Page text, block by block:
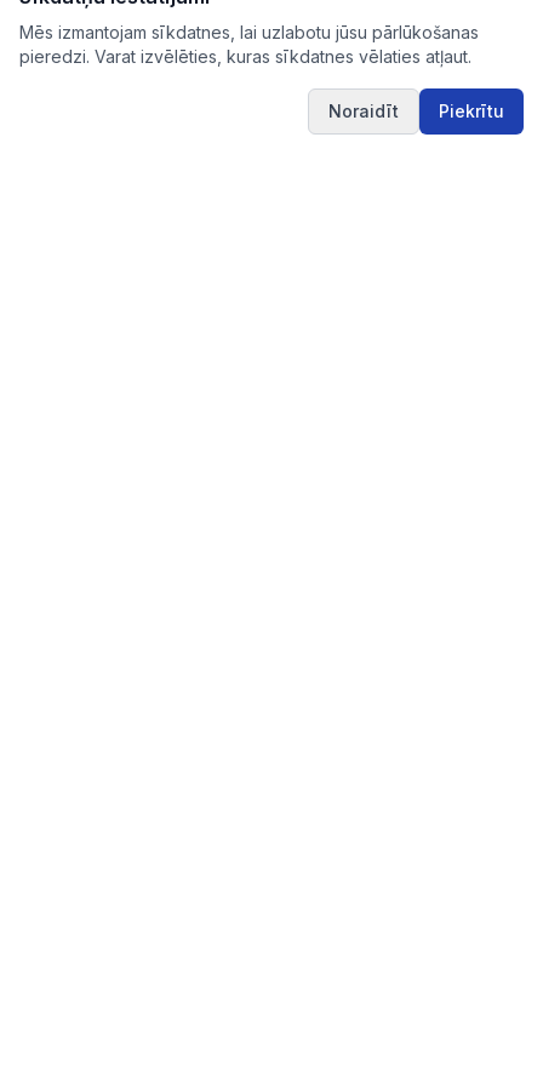
Mēs izmantojam sīkdatnes, lai uzlabotu jūsu pārlūkošanas
pieredzi. Varat izvēlēties, kuras sīkdatnes vēlaties atļaut.
Noraidīt Piekrītu